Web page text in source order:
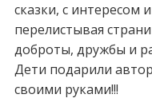
сказки, с интересом
перелистывая
доброты, дружбы и
Дети подарили
своими руками!!!